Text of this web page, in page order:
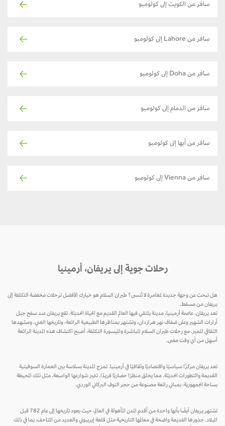
سافر من الكويت إلى كولومبو
سافر من Lahore إلى كولومبو
سافر من Doha إلى كولومبو
سافر من الدمام إلى كولومبو
سافر من أبها إلى كولومبو
سافر من Vienna إلى كولومبو
رحلات جوية إلى يريفان، أرمينيا
هل تبحث عن وجهة جديدة لمغامرة لا تُنسى؟ طيران السلام هو خيارك الأفضل لرحلات مخفضة التكلفة إلى
يريفان من مسقط.
تعد يريفان، عاصمة أرمينيا، مدينة يلتقي فيها العالم القديم مع الحياة الحديثة. تقع يريفان عند سفح جبل
أرارات الشهير وعلى ضفاف نهر هرازدان، وتشتهر بمناظرها الطبيعية الرائعة، وتاريخها الغني، ومشهدها
الثقافي المميز. مع رحلات طيران السلام المباشرة والميسورة التكلفة، أصبح اكتشاف هذه المدينة الرائعة
أسهل من أي وقت مضى.
تعد يريفان مركزًا سياسيًا واقتصاديًا وثقافيًا في أرمينيا. تمزج المدينة بسلاسة بين العمارة السوفيتية
القديمة والتطورات الحديثة، مما يخلق منظرًا حضاريًا فريدًا. تتميز شوارعها الواسعة، مثل تلك المحيطة
بساحة الجمهورية، بمباني رائعة مصنوعة من حجر التوف البركاني الوردي.
تشتهر يريفان أيضًا بأنها واحدة من أقدم المدن المأهولة في العالم، حيث يعود تاريخها إلى عام 782 قبل
الميلاد. جذورها القديمة واضحة في معالمها التاريخية مثل قلعة إيريبوني والعديد من المتاحف، بما في ذلك